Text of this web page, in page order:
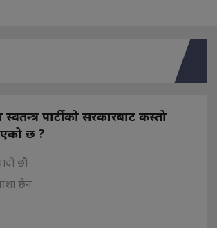
स्वतन्त्र पार्टीको सरकारबाट कस्तो
छ ?
छौ
छैन